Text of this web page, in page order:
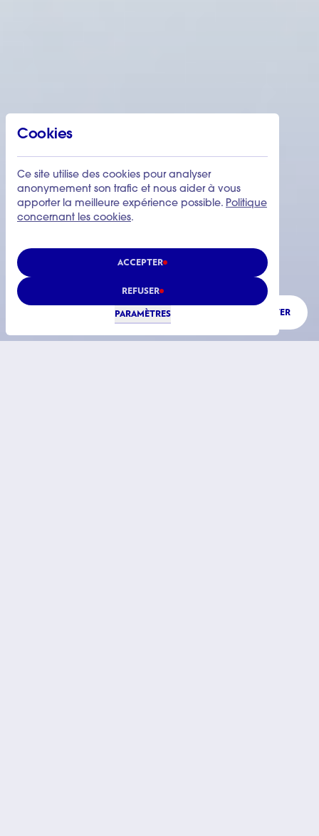
Cookies
Ce site utilise des cookies pour analyser
anonymement son trafic et nous aider à vous
apporter la meilleure expérience possible. Politique
concernant les cookies.
ACCEPTER
REFUSER
PARAMÈTRES ÉCOUTER